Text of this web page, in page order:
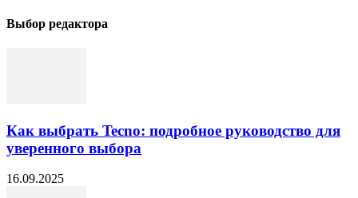
Выбор редактора
Как выбрать Tecno: подробное руководство для
уверенного выбора
16.09.2025